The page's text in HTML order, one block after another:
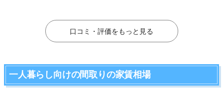
口コミ・評価をもっと見る
一人暮らし向けの間取りの家賃相場